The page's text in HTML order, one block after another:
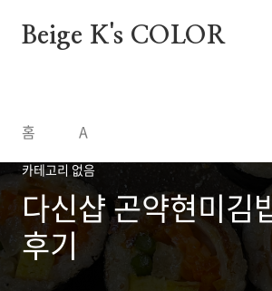
Beige K's COLOR
홈 A
카테고리 없음
다신샵 곤약현미김
후기